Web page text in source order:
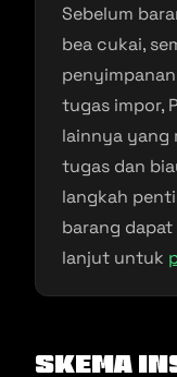
Sebelum
bea cukai,
tugas impor,
lainnya yang
tugas dan
langkah
barang
lanjut untuk
Skema